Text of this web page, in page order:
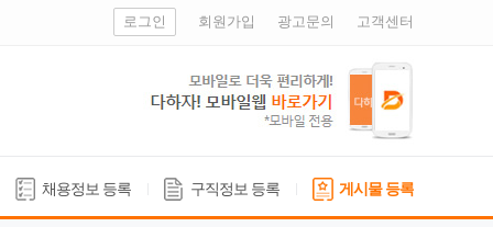
로그인 회원가입 광고문의 고객센터
채용정보 등록 구직정보 등록 게시물 등록